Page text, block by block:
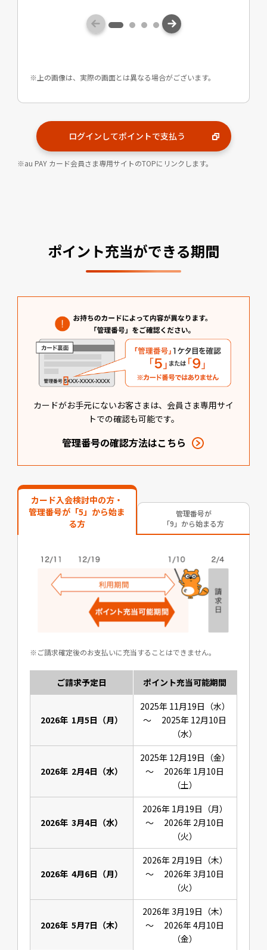
上の画像は、実際の画面とは異なる場合がございます。
ログインしてポイントで支払う
au PAY カード会員さま専用サイトのTOPにリンクします。
ポイント充当ができる期間
カードがお手元にないお客さまは、会員さま専用サイ
トでの確認も可能です。
管理番号の確認方法はこちら
カード入会検討中の方・
管理番号が「5」から始ま
る方
管理番号が
「9」から始まる方
ご請求確定後のお支払いに充当することはできません。
ご請求予定日 ポイント充当可能期間
2026年 1月5日（月）
2025年 11月19日（水）
～ 2025年 12月10日
（水）
2026年 2月4日（水）
2025年 12月19日（金）
～ 2026年 1月10日
（土）
2026年 3月4日（水）
2026年 1月19日（月）
～ 2026年 2月10日
（火）
2026年 4月6日（月）
2026年 2月19日（木）
～ 2026年 3月10日
（火）
2026年 5月7日（木）
2026年 3月19日（木）
～ 2026年 4月10日
（金）
会員さま専用サイトはこちら